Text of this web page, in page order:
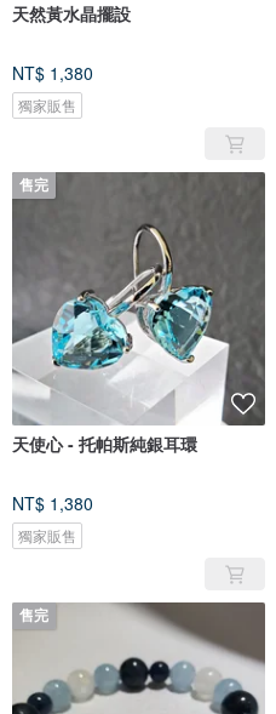
天然黃水晶擺設
NT$ 1,380
獨家販售
售完
天使心 - 托帕斯純銀耳環
NT$ 1,380
獨家販售
售完